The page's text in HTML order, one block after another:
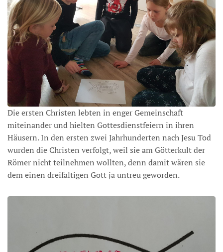
Die ersten Christen lebten in enger Gemeinschaft
miteinander und hielten Gottesdienstfeiern in ihren
Häusern. In den ersten zwei Jahrhunderten nach Jesu Tod
wurden die Christen verfolgt, weil sie am Götterkult der
Römer nicht teilnehmen wollten, denn damit wären sie
dem einen dreifaltigen Gott ja untreu geworden.